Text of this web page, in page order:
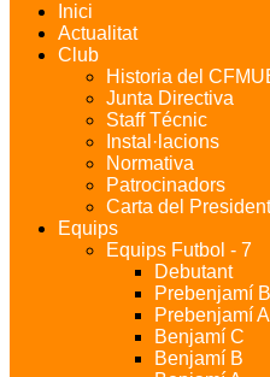
Inici
Actualitat
Club
Historia del
Junta Directiva
Staff Técnic
Instal·lacions
Normativa
Patrocinadors
Carta del President
Equips
Equips Futbol - 7
Debutant
Prebenjamí B
Prebenjamí A
Benjamí C
Benjamí B